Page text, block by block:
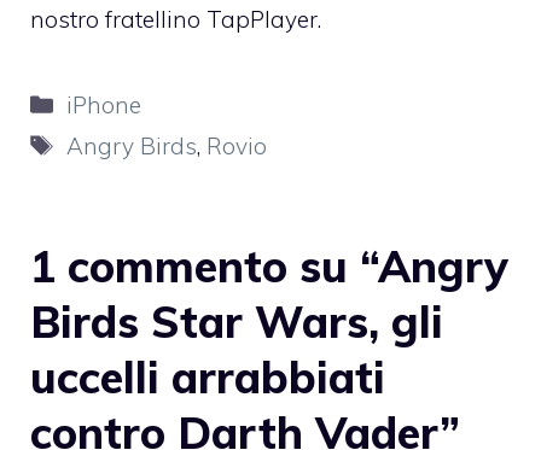
nostro fratellino TapPlayer.
Categorie
iPhone
Tag
Angry Birds, Rovio
1 commento su “Angry
Birds Star Wars, gli
uccelli arrabbiati
contro Darth Vader”